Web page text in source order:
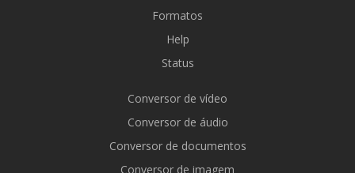
Formatos
Help
Status
Conversor de vídeo
Conversor de áudio
Conversor de documentos
Conversor de imagem